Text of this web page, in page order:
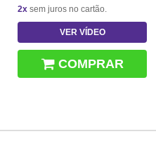
2x sem juros no cartão.
VER VÍDEO
COMPRAR